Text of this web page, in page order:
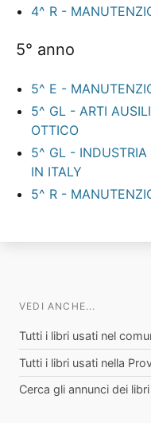
4^ R -
5° anno
5^ E -
5^ GL - ARTI
OTTICO
5^ GL - INDUSTRIA
IN ITALY
5^ R -
VEDI ANCHE...
Tutti i libri usati nel
Tutti i libri usati nella
Cerca gli annunci dei